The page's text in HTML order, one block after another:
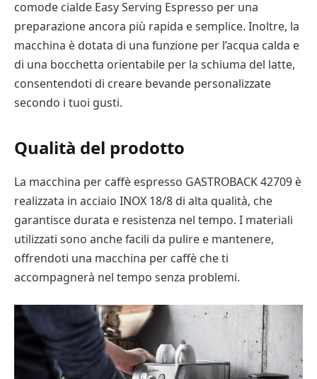
comode cialde Easy Serving Espresso per una
preparazione ancora più rapida e semplice. Inoltre, la
macchina è dotata di una funzione per l’acqua calda e
di una bocchetta orientabile per la schiuma del latte,
consentendoti di creare bevande personalizzate
secondo i tuoi gusti.
Qualità del prodotto
La macchina per caffè espresso GASTROBACK 42709 è
realizzata in acciaio INOX 18/8 di alta qualità, che
garantisce durata e resistenza nel tempo. I materiali
utilizzati sono anche facili da pulire e mantenere,
offrendoti una macchina per caffè che ti
accompagnerà nel tempo senza problemi.